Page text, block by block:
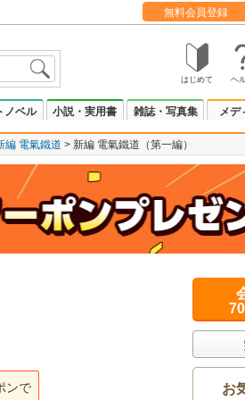
無料会員登録
はじめて ヘ
ノベル 小説・実用書 雑誌・写真集 メデ
編 電氣鐵道 新編 電氣鐵道（第一編）
ンで お